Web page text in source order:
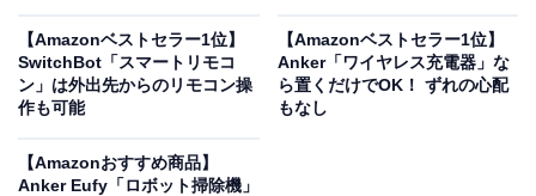
1位を獲得しているのは、ロジクールのキーボード・マ
ウスセット「MK295GP」です。価格は記事執筆時点
で、税込3900円となっています。
この商品のおすすめポイントは？
【Amazonベストセラー1位】
SwitchBot「スマートリモコ
ン」は外出先からのリモコン操
作も可能
【Amazonベストセラー1位】
Anker「ワイヤレス充電器」な
ら置くだけでOK！ ずれの心配
もなし
【Amazonおすすめ商品】
Anker Eufy「ロボット掃除機」